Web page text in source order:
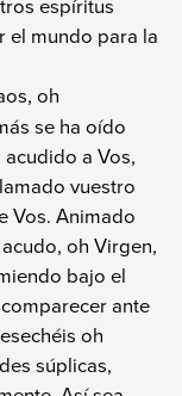
el mundo para la
oh
se ha oído
a Vos,
vuestro
Vos. Animado
oh Virgen,
bajo el
ante
oh
súplicas,